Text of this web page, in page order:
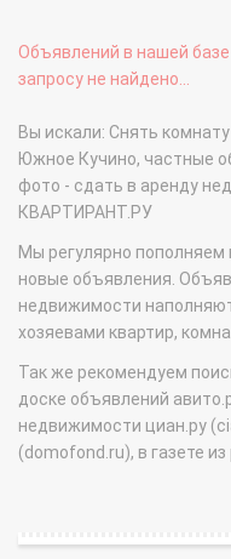
Объявлений в нашей
запросу не найдено...
Вы искали: Снять
Южное Кучино, частные
фото - сдать в аренду
КВАРТИРАНТ.РУ
Мы регулярно пополняем
новые объявления.
недвижимости
хозяевами квартир,
Так же рекомендуем
доске объявлений
недвижимости циан.ру
(domofond.ru), в газете из